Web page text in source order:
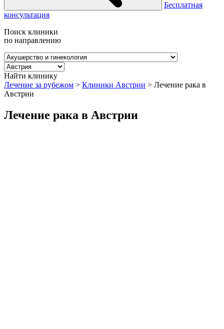
Бесплатная
консультация
Поиск клиники
по направлению
Найти клинику
Лечение за рубежом > Клиники Австрии > Лечение рака в
Австрии
Лечение рака в Австрии